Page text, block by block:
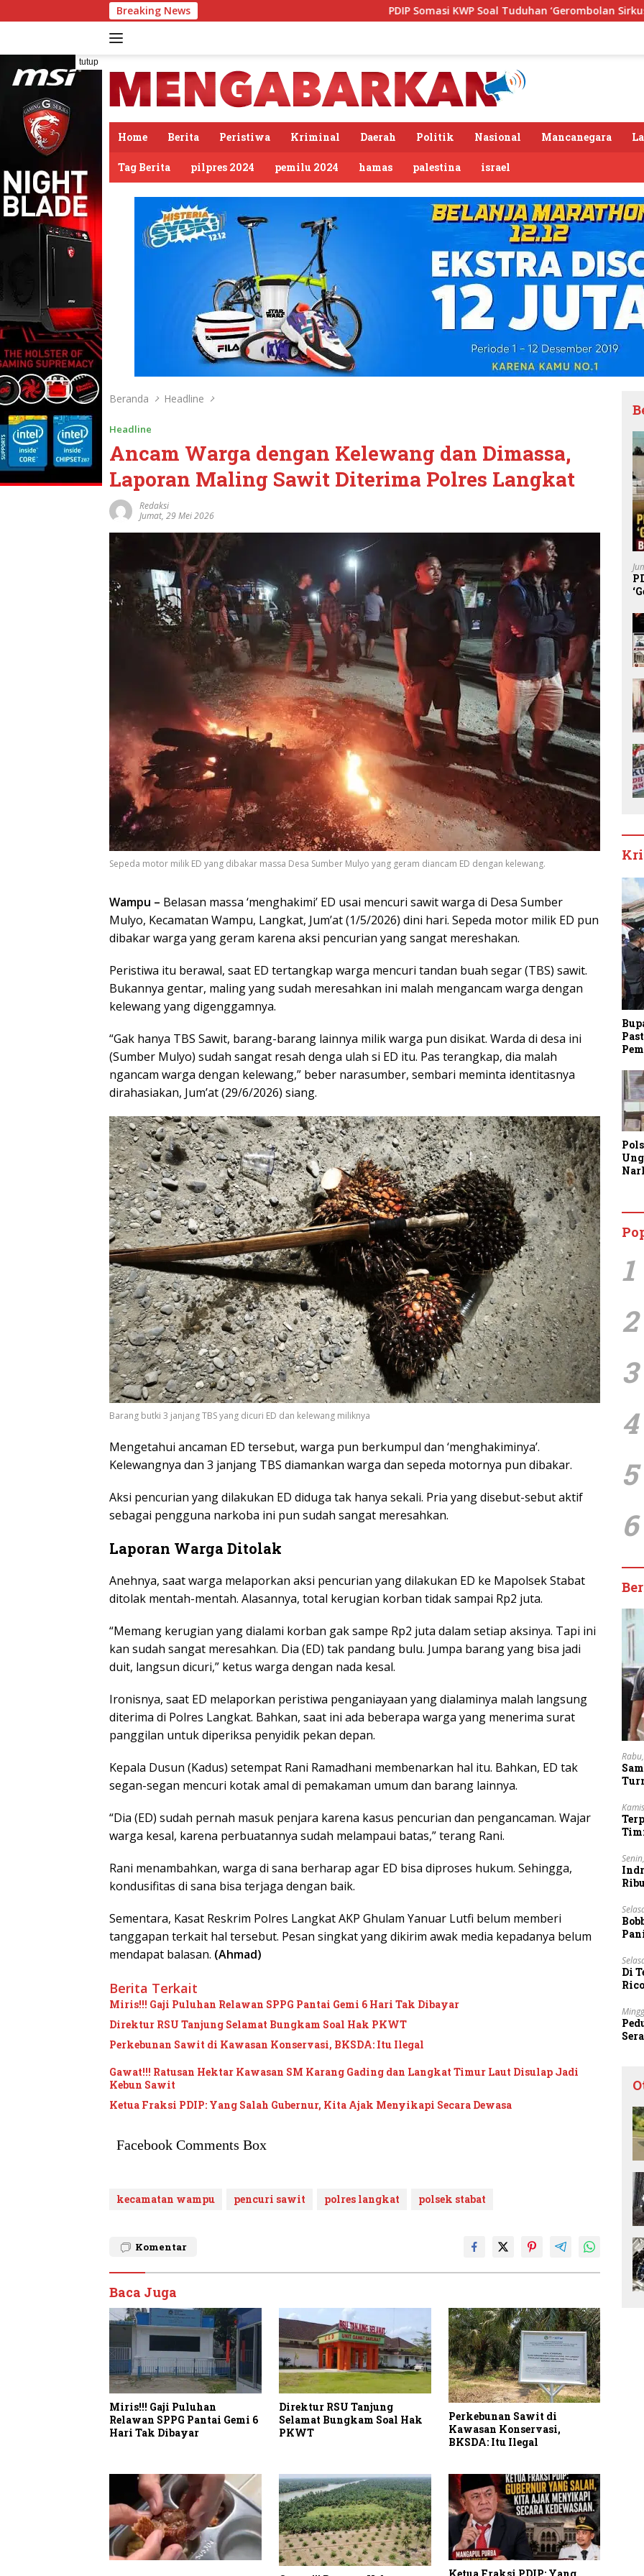
ke
Breaking News PDIP Somasi KWP Soal Tuduhan ‘Gerombolan Sirkus’, Buntut Rapat
tutup
Home Berita Peristiwa Kriminal Daerah Politik Nasional Mancanegara
Tag Berita pilpres 2024 pemilu 2024 hamas palestina israel
Beranda Headline
Headline
Ancam Warga dengan Kelewang dan Dimassa,
Laporan Maling Sawit Diterima Polres Langkat
Redaksi
Jumat, 29 Mei 2026
Sepeda motor milik ED yang dibakar massa Desa Sumber Mulyo yang geram diancam ED dengan kelewang.
Wampu – Belasan massa ‘menghakimi’ ED usai mencuri sawit warga di Desa Sumber
Mulyo, Kecamatan Wampu, Langkat, Jum’at (1/5/2026) dini hari. Sepeda motor milik ED pun
dibakar warga yang geram karena aksi pencurian yang sangat mereshakan.
Peristiwa itu berawal, saat ED tertangkap warga mencuri tandan buah segar (TBS) sawit.
Bukannya gentar, maling yang sudah meresahkan ini malah mengancam warga dengan
kelewang yang digenggamnya.
“Gak hanya TBS Sawit, barang-barang lainnya milik warga pun disikat. Warda di desa ini
(Sumber Mulyo) sudah sangat resah denga ulah si ED itu. Pas terangkap, dia malah
ngancam warga dengan kelewang,” beber narasumber, sembari meminta identitasnya
dirahasiakan, Jum’at (29/6/2026) siang.
Barang butki 3 janjang TBS yang dicuri ED dan kelewang miliknya
Mengetahui ancaman ED tersebut, warga pun berkumpul dan ‘menghakiminya’.
Kelewangnya dan 3 janjang TBS diamankan warga dan sepeda motornya pun dibakar.
Aksi pencurian yang dilakukan ED diduga tak hanya sekali. Pria yang disebut-sebut aktif
sebagai pengguna narkoba ini pun sudah sangat meresahkan.
Laporan Warga Ditolak
Anehnya, saat warga melaporkan aksi pencurian yang dilakukan ED ke Mapolsek Stabat
ditolak mentah-mentah. Alasannya, total kerugian korban tidak sampai Rp2 juta.
“Memang kerugian yang dialami korban gak sampe Rp2 juta dalam setiap aksinya. Tapi ini
kan sudah sangat meresahkan. Dia (ED) tak pandang bulu. Jumpa barang yang bisa jadi
duit, langsun dicuri,” ketus warga dengan nada kesal.
Ironisnya, saat ED melaporkan peristiwa penganiayaan yang dialaminya malah langsung
diterima di Polres Langkat. Bahkan, saat ini ada beberapa warga yang menerima surat
panggilan untuk diperiksa penyidik pekan depan.
Kepala Dusun (Kadus) setempat Rani Ramadhani membenarkan hal itu. Bahkan, ED tak
segan-segan mencuri kotak amal di pemakaman umum dan barang lainnya.
“Dia (ED) sudah pernah masuk penjara karena kasus pencurian dan pengancaman. Wajar
warga kesal, karena perbuatannya sudah melampaui batas,” terang Rani.
Rani menambahkan, warga di sana berharap agar ED bisa diproses hukum. Sehingga,
kondusifitas di sana bisa terjaga dengan baik.
Sementara, Kasat Reskrim Polres Langkat AKP Ghulam Yanuar Lutfi belum memberi
tanggapan terkait hal tersebut. Pesan singkat yang dikirim awak media kepadanya belum
mendapat balasan. (Ahmad)
Berita Terkait
Miris!!! Gaji Puluhan Relawan SPPG Pantai Gemi 6 Hari Tak Dibayar
Direktur RSU Tanjung Selamat Bungkam Soal Hak PKWT
Perkebunan Sawit di Kawasan Konservasi, BKSDA: Itu Ilegal
Gawat!!! Ratusan Hektar Kawasan SM Karang Gading dan Langkat Timur Laut Disulap Jadi
Kebun Sawit
Ketua Fraksi PDIP: Yang Salah Gubernur, Kita Ajak Menyikapi Secara Dewasa
Facebook Comments Box
kecamatan wampu pencuri sawit polres langkat polsek stabat
Komentar
Baca Juga
Miris!!! Gaji Puluhan
Relawan SPPG Pantai Gemi 6
Hari Tak Dibayar
Direktur RSU Tanjung
Selamat Bungkam Soal Hak
PKWT
Perkebunan Sawit di
Kawasan Konservasi,
BKSDA: Itu Ilegal
1
2
3
4
5
6
Di